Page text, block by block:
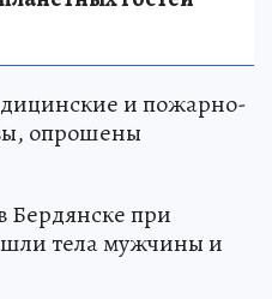
и пожарно-
опрошены
Бердянске при
тела мужчины и